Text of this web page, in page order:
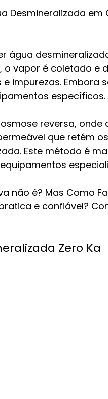
Desmineralizada em
água
o vapor é coletado e
impurezas. Embora
específicos.
reversa,
que retém
Este método é
não é? Mas Como
e confiável?
Zero Ka